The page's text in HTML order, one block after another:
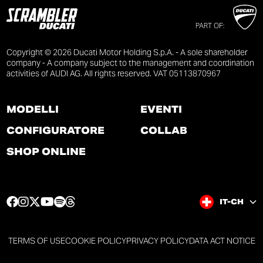
PART OF:
Copyright © 2026 Ducati Motor Holding S.p.A. - A sole shareholder
company - A company subject to the management and coordination
activities of AUDI AG. All rights reserved. VAT 05113870967
MODELLI
CONFIGURATORE
SHOP ONLINE
EVENTI
COLLAB
F
e
b
I
t
a
T
t
t
Y
t
u
S
t
i
e
a
IT-CH
TERMS OF USECOOKIE POLICYPRIVACY POLICYDATA ACT NOTICE